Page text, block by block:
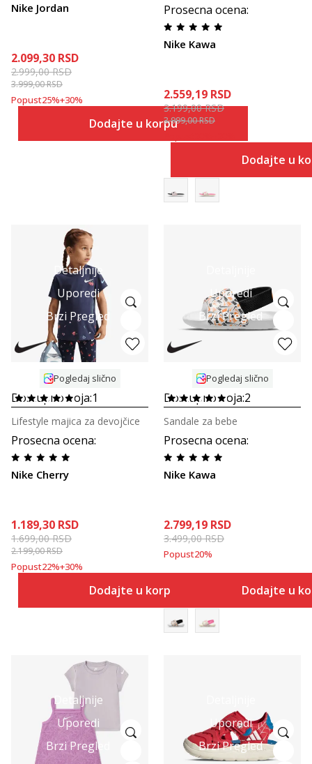
Nike Jordan
2.099,30 RSD
2.999,00RSD
3.999,00RSD
Popust25%+30%
Dodajte u korpu
Prosecna ocena:
Nike Kawa
2.559,19 RSD
3.199,00RSD
3.999,00RSD
Dodajte u
Detaljnije
Uporedi
Brzi Pregled
Pogledaj slično
Dostupno boja:1
Prosecna ocena:
Nike Cherry
Lifestyle majica za devojčice
1.189,30 RSD
1.699,00RSD
2.199,00RSD
Popust22%+30%
Dodajte u korpu
Uporedi
Brzi Pregled
Pogledaj slično
Dostupno boja:2
Prosecna ocena:
Nike Kawa
Sandale za bebe
2.799,19 RSD
3.499,00RSD
Popust20%
Dodajte u
Detaljnije
Uporedi
Brzi Pregled
Uporedi
Brzi Pregled